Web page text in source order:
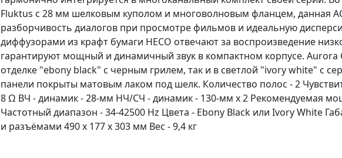
Fluktus с 28 мм шелковым куполом и многоволновым фланцем, данная
разборчивость диалогов при просмотре фильмов и идеальную
диффузорами из крафт бумаги HECO отвечают за воспроизведение
гарантируют мощный и динамичный звук в компактном корпусе. Aurora
отделке "ebony black" с черным грилем, так и в светлой "ivory white" с
панели покрыты матовым лаком под шелк. Количество полос - 2
8 Ω ВЧ - динамик - 28-мм НЧ/СЧ - динамик - 130-мм х 2 Рекомендуемая
Частотный диапазон - 34-42500 Hz Цвета - Ebony Black или Ivory White
и разъёмами 490 x 177 x 303 мм Вес - 9,4 кг